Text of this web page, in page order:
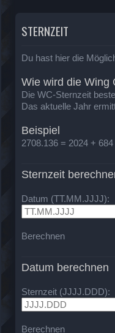
STERNZEIT
Du hast hier die
Wie wird die Wing
Die WC-Sternzeit
Das aktuelle Jahr
Beispiel
2708.136 = 2024 +
Sternzeit
Datum (TT.MM.JJJJ):
Berechnen
Datum berechnen
Sternzeit (JJJJ.DDD):
Berechnen